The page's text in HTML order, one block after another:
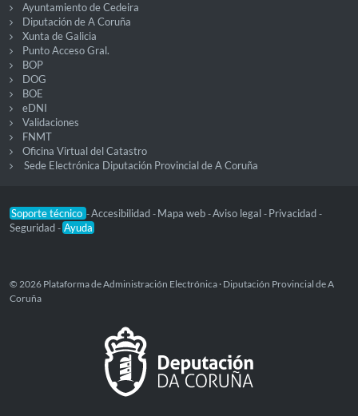
Ayuntamiento de Cedeira
Diputación de A Coruña
Xunta de Galicia
Punto Acceso Gral.
BOP
DOG
BOE
eDNI
Validaciones
FNMT
Oficina Virtual del Catastro
Sede Electrónica Diputación Provincial de A Coruña
Soporte técnico -Accesibilidad - Mapa web -Aviso legal - Privacidad -
Seguridad - Ayuda
© 2026 Plataforma de Administración Electrónica · Diputación Provincial de A
Coruña